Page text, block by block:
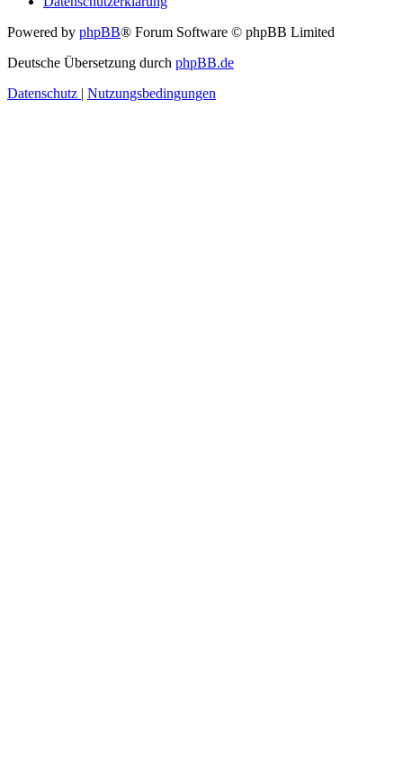
Powered by phpBB® Forum Software © phpBB Limited
Deutsche Übersetzung durch phpBB.de
Datenschutz | Nutzungsbedingungen